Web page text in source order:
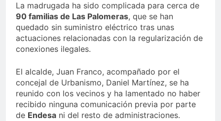
La madrugada ha sido complicada para cerca de
90 familias de Las Palomeras, que se han
quedado sin suministro eléctrico tras unas
actuaciones relacionadas con la regularización de
conexiones ilegales.
El alcalde, Juan Franco, acompañado por el
concejal de Urbanismo, Daniel Martínez, se ha
reunido con los vecinos y ha lamentado no haber
recibido ninguna comunicación previa por parte
de Endesa ni del resto de administraciones.